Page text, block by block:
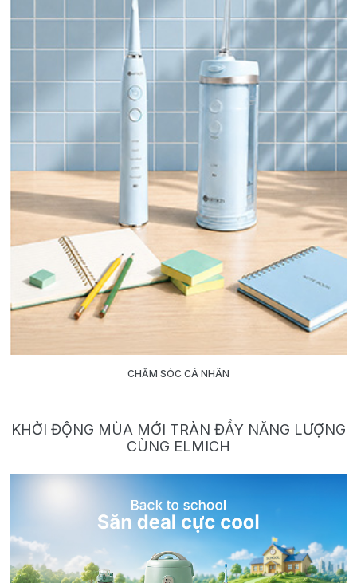
CHĂM SÓC CÁ NHÂN
KHỞI ĐỘNG MÙA MỚI TRÀN ĐẦY NĂNG LƯỢNG
CÙNG ELMICH